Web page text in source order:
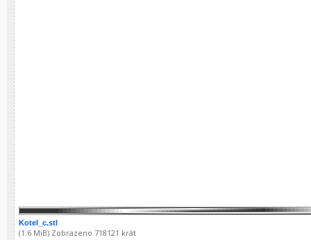
Kotel_c.stl
(1.6 MiB) Zobrazeno 718121 krát